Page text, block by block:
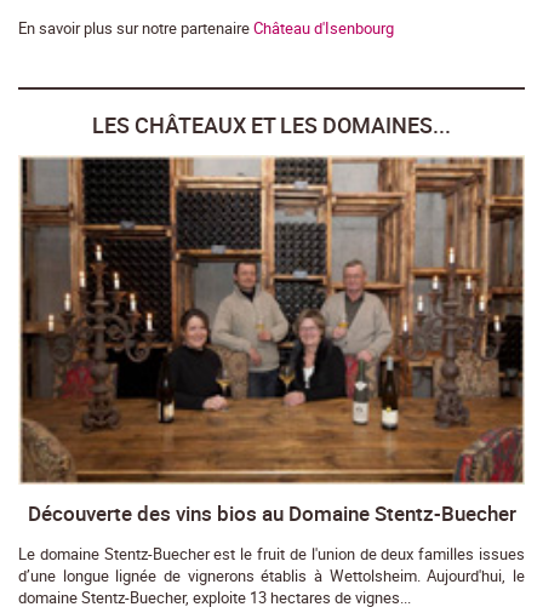
En savoir plus sur notre partenaireChâteau d'Isenbourg
LES CHÂTEAUX ET LES DOMAINES...
Découverte des vins bios au Domaine Stentz-Buecher
Le domaine Stentz-Buecher est le fruit de l'union de deux familles issues
d’une longue lignée de vignerons établis à Wettolsheim. Aujourd'hui, le
domaine Stentz-Buecher, exploite 13 hectares de vignes...